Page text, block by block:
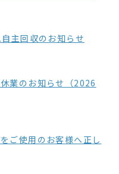
主回収のお知らせ
業のお知らせ（2026
ご使用のお客様へ正し